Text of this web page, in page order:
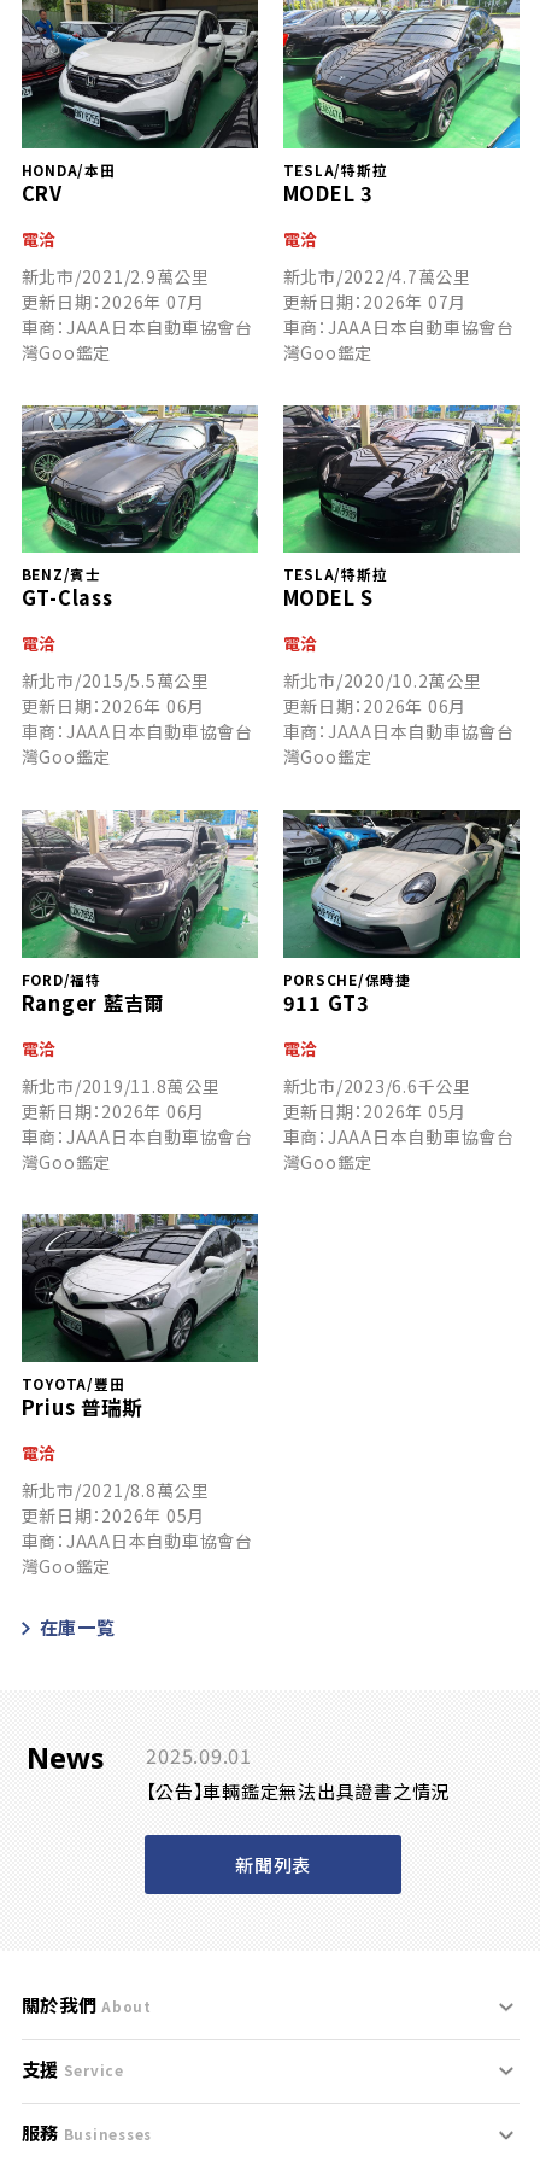
HONDA/本田
CRV
電洽
新北市/2021/2.9萬公里
更新日期：2026年 07月
車商：JAAA日本自動車協會台
灣Goo鑑定
TESLA/特斯拉
MODEL 3
電洽
新北市/2022/4.7萬公里
更新日期：2026年 07月
車商：JAAA日本自動車協會台
灣Goo鑑定
BENZ/賓士
GT-Class
電洽
新北市/2015/5.5萬公里
更新日期：2026年 06月
車商：JAAA日本自動車協會台
灣Goo鑑定
TESLA/特斯拉
MODEL S
電洽
新北市/2020/10.2萬公里
更新日期：2026年 06月
車商：JAAA日本自動車協會台
灣Goo鑑定
FORD/福特
Ranger 藍吉爾
電洽
新北市/2019/11.8萬公里
更新日期：2026年 06月
車商：JAAA日本自動車協會台
灣Goo鑑定
PORSCHE/保時捷
911 GT3
電洽
新北市/2023/6.6千公里
更新日期：2026年 05月
車商：JAAA日本自動車協會台
灣Goo鑑定
TOYOTA/豐田
Prius 普瑞斯
電洽
新北市/2021/8.8萬公里
更新日期：2026年 05月
車商：JAAA日本自動車協會台
灣Goo鑑定
在庫一覧
News 2025.09.01
【公告】車輛鑑定無法出具證書之情況
新聞列表
關於我們 About
刊登規範
服務條款
支援 Service
支援中心
服務 Businesses